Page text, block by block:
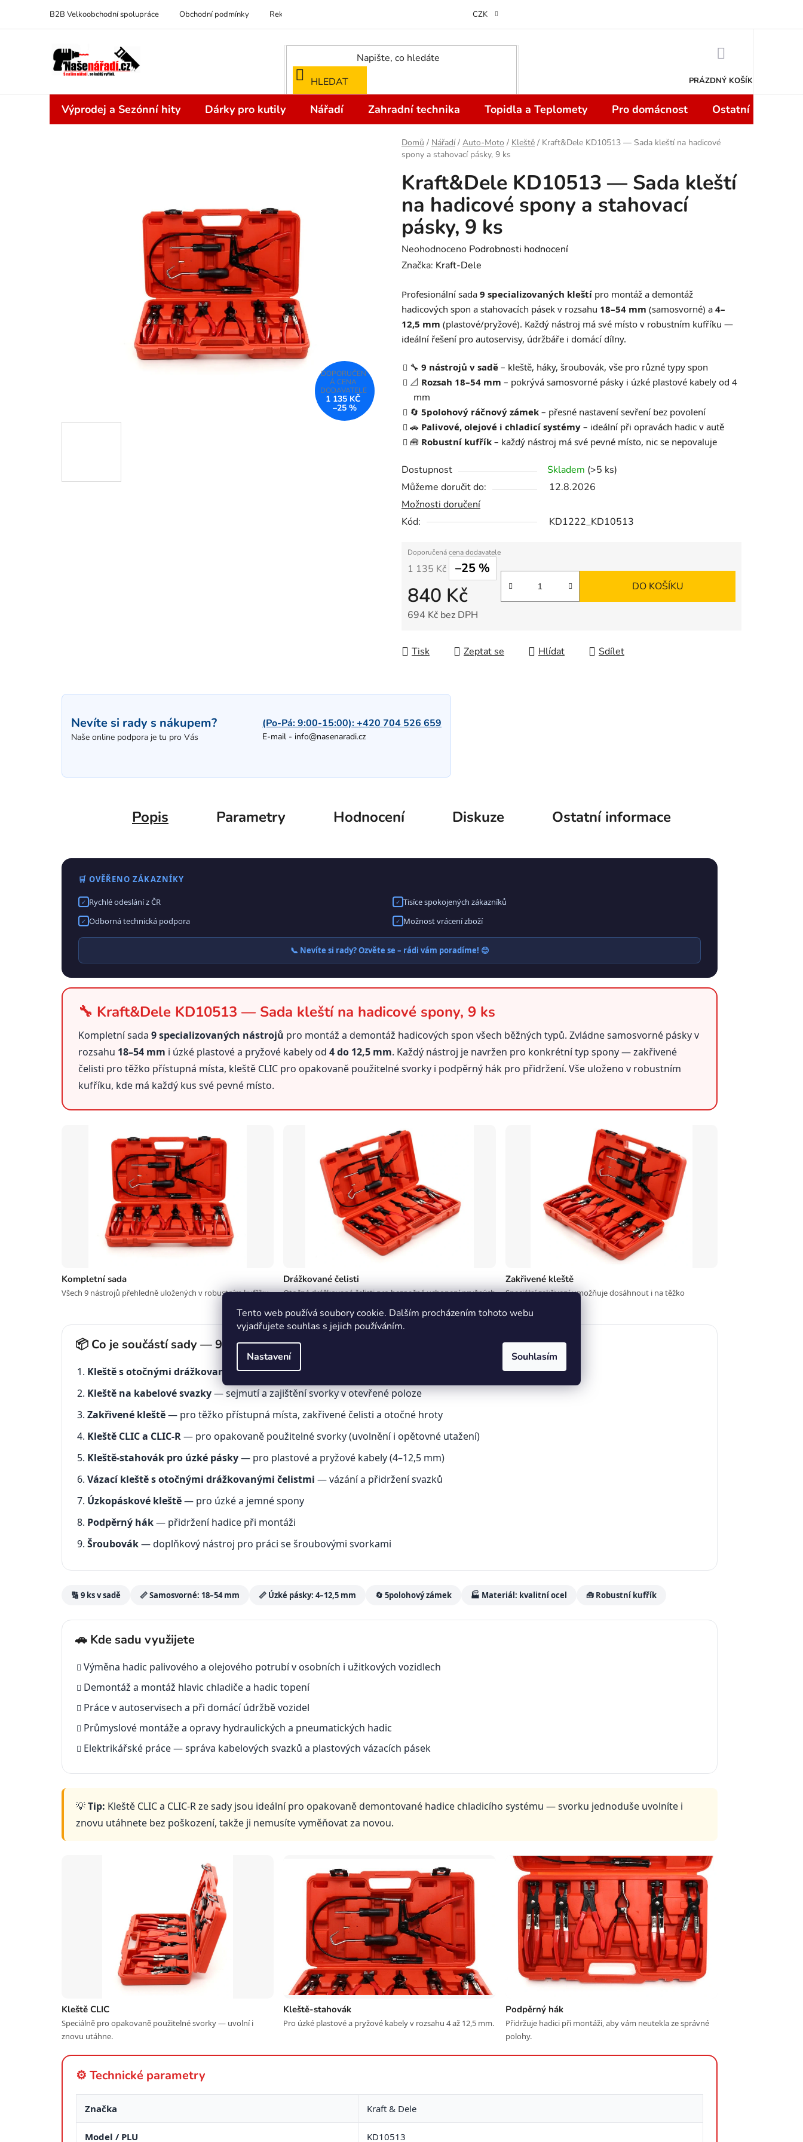
Tento web používá soubory cookie. Dalším procházením tohoto webu
vyjadřujete souhlas s jejich používáním.
Nastavení Souhlasím
obsah
B2B Velkoobchodní spolupráce Obchodní podmínky Reklamace Odstoupení od kupní smlouvy do 14 dní
CZK
HLEDAT PRÁZDNÝ KOŠÍK
Výprodej a Sezónní hity Dárky pro kutily Nářadí Zahradní technika Topidla a Teplomety Pro domácnost Ostatní
Domů / Nářadí / Auto-Moto / Kleště / Kraft&Dele KD10513 — Sada kleští na hadicové
spony a stahovací pásky, 9 ks
Kraft&Dele KD10513 — Sada kleští
na hadicové spony a stahovací
pásky, 9 ks
Průměrné
hodnocení
je
0,0
z
5
hvězdiček.
Neohodnoceno Podrobnosti hodnocení
Značka: Kraft-Dele
Profesionální sada 9 specializovaných kleští pro montáž a demontáž
hadicových spon a stahovacích pásek v rozsahu 18–54 mm (samosvorné) a 4–
12,5 mm (plastové/pryžové). Každý nástroj má své místo v robustním kufříku —
ideální řešení pro autoservisy, údržbáře i domácí dílny.
🔧 9 nástrojů v sadě – kleště, háky, šroubovák, vše pro různé typy spon
📐 Rozsah 18–54 mm – pokrývá samosvorné pásky i úzké plastové kabely od 4
mm
🔄 5polohový ráčnový zámek – přesné nastavení sevření bez povolení
🚗 Palivové, olejové i chladicí systémy – ideální při opravách hadic v autě
🧰 Robustní kufřík – každý nástroj má své pevné místo, nic se nepovaluje
Dostupnost Skladem (>5 ks)
Můžeme doručit do:
12.8.2026
Možnosti doručení
Kód:
KD1222_KD10513
1 135 Kč –25 %
840 Kč
694 Kč bez DPH
DO KOŠÍKU
Tisk Zeptat se Hlídat Sdílet
1 135 KČ
–25 %
Nevíte si rady s nákupem?
Naše online podpora je tu pro Vás
(Po-Pá: 9:00-15:00):+420 704 526 659
E-mail - info@nasenaradi.cz
Popis Parametry Hodnocení Diskuze Ostatní informace
🛒 OVĚŘENO ZÁKAZNÍKY
✓ Rychlé odeslání z ČR ✓ Tisíce spokojených zákazníků
✓ Odborná technická podpora ✓ Možnost vrácení zboží
📞 Nevíte si rady? Ozvěte se – rádi vám poradíme! 😊
🔧 Kraft&Dele KD10513 — Sada kleští na hadicové spony, 9 ks
Kompletní sada 9 specializovaných nástrojů pro montáž a demontáž hadicových spon všech běžných typů. Zvládne samosvorné pásky v
rozsahu 18–54 mm i úzké plastové a pryžové kabely od 4 do 12,5 mm. Každý nástroj je navržen pro konkrétní typ spony — zakřivené
čelisti pro těžko přístupná místa, kleště CLIC pro opakovaně použitelné svorky i podpěrný hák pro přidržení. Vše uloženo v robustním
kufříku, kde má každý kus své pevné místo.
Kompletní sada
Všech 9 nástrojů přehledně uložených v robustním kufříku.
Drážkované čelisti
Otočné drážkované čelisti pro bezpečné uchopení pružných
svorek.
Zakřivené kleště
Speciální zakřivení umožňuje dosáhnout i na těžko
📦 Co je součástí sady — 9 specializovaných nástrojů
Kleště s otočnými drážkovanými čelistmi— pro většinu pružných samosvorných svorek
Kleště na kabelové svazky— sejmutí a zajištění svorky v otevřené poloze
Zakřivené kleště— pro těžko přístupná místa, zakřivené čelisti a otočné hroty
Kleště CLIC a CLIC-R— pro opakovaně použitelné svorky (uvolnění i opětovné utažení)
Kleště-stahovák pro úzké pásky— pro plastové a pryžové kabely (4–12,5 mm)
Vázací kleště s otočnými drážkovanými čelistmi — vázání a přidržení svazků
Úzkopáskové kleště— pro úzké a jemné spony
Podpěrný hák— přidržení hadice při montáži
Šroubovák— doplňkový nástroj pro práci se šroubovými svorkami
🔢 9 ks v sadě 📏 Samosvorné: 18–54 mm 📏 Úzké pásky: 4–12,5 mm 🔄 5polohový zámek 🏭 Materiál: kvalitní ocel 🧰 Robustní kufřík
🚗 Kde sadu využijete
Výměna hadic palivového a olejového potrubí v osobních i užitkových vozidlech
Demontáž a montáž hlavic chladiče a hadic topení
Práce v autoservisech a při domácí údržbě vozidel
Průmyslové montáže a opravy hydraulických a pneumatických hadic
Elektrikářské práce — správa kabelových svazků a plastových vázacích pásek
💡Tip: Kleště CLIC a CLIC-R ze sady jsou ideální pro opakovaně demontované hadice chladicího systému — svorku jednoduše uvolníte i
znovu utáhnete bez poškození, takže ji nemusíte vyměňovat za novou.
Kleště CLIC
Speciálně pro opakovaně použitelné svorky — uvolní i
znovu utáhne.
Kleště-stahovák
Pro úzké plastové a pryžové kabely v rozsahu 4 až 12,5 mm.
Podpěrný hák
Přidržuje hadici při montáži, aby vám neutekla ze správné
polohy.
⚙️ Technické parametry
Značka Kraft & Dele
Model / PLU KD10513